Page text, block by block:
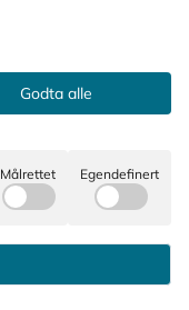
Godta alle
Målrettet Egendefinert